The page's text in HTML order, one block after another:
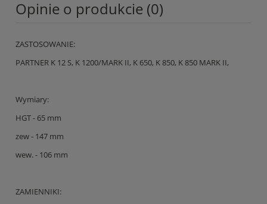
Opinie o produkcie (0)
ZASTOSOWANIE:
PARTNER K 12 S, K 1200/MARK II, K 650, K 850, K 850 MARK II,
Wymiary:
HGT - 65 mm
zew - 147 mm
wew. - 106 mm
ZAMIENNIKI: